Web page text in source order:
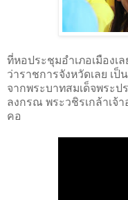
ที่หอประชุมอำเภอเมืองเ
ว่าราชการจังหวัดเลย เ
จากพระบาทสมเด็จพระ
ลงกรณ พระวชิรเกล้าเจ้
คอ